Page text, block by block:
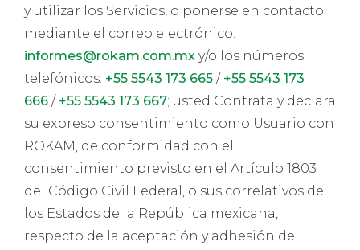
y utilizar los Servicios, o ponerse en contacto
mediante el correo electrónico:
informes@rokam.com.mx y/o los números
telefónicos: +55 5543 173 665 / +55 5543 173
666 / +55 5543 173 667; usted Contrata y declara
su expreso consentimiento como Usuario con
ROKAM, de conformidad con el
consentimiento previsto en el Artículo 1803
del Código Civil Federal, o sus correlativos de
los Estados de la República mexicana,
respecto de la aceptación y adhesión de